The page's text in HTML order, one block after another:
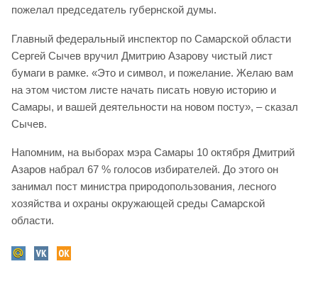
пожелал председатель губернской думы.
Главный федеральный инспектор по Самарской области
Сергей Сычев вручил Дмитрию Азарову чистый лист
бумаги в рамке. «Это и символ, и пожелание. Желаю вам
на этом чистом листе начать писать новую историю и
Самары, и вашей деятельности на новом посту», – сказал
Сычев.
Напомним, на выборах мэра Самары 10 октября Дмитрий
Азаров набрал 67 % голосов избирателей. До этого он
занимал пост министра природопользования, лесного
хозяйства и охраны окружающей среды Самарской
области.